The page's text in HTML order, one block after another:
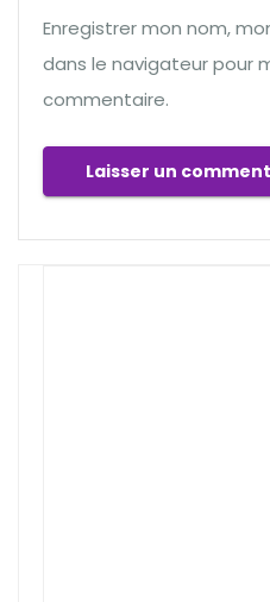
Enregistrer mon nom,
dans le navigateur pour
commentaire.